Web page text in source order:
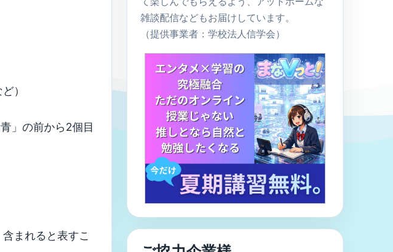
）
」の前から2個目
まれると表すこ
雑談配信などもお届けしています。
（提供事業者：学校法人信学会）